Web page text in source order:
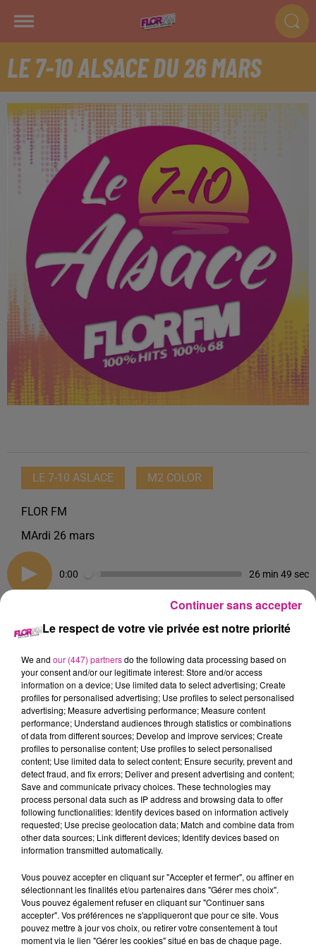
LE 7-10 ALSACE DU 26 MARS
LE 7-10 ASLACE M2 COLOR
FLOR FM
MArdi 26 mars
0:00 26 min 49 sec
26 mars 2024 - 26 min 49 sec
LE 7-10 ALSACE DU 26 MARS
Retrouvez les meilleurs moments du 7-10 Alsace avecM2
Color, votre façadier dans le Haut-Rhin.
19h57
19h57 19h53
19h53 19h50
19h50
Le respect de votre vie privée est notre priorité
We and our (447) partnersdo the following data processing based on
your consent and/or our legitimate interest: Store and/or access
information on a device; Use limited data to select advertising; Create
profiles for personalised advertising; Use profiles to select personalised
advertising; Measure advertising performance; Measure content
performance; Understand audiences through statistics or combinations
of data from different sources; Develop and improve services; Create
profiles to personalise content; Use profiles to select personalised
content; Use limited data to select content; Ensure security, prevent and
detect fraud, and fix errors; Deliver and present advertising and content;
Save and communicate privacy choices. These technologies may
process personal data such as IP address and browsing data to offer
following functionalities: Identify devices based on information actively
requested; Use precise geolocation data; Match and combine data from
other data sources; Link different devices; Identify devices based on
information transmitted automatically.
Vous pouvez accepter en cliquant sur "Accepter et fermer", ou affiner en
sélectionnant les finalités et/ou partenaires dans "Gérer mes choix".
Vous pouvez également refuser en cliquant sur "Continuer sans
accepter". Vos préférences ne s'appliqueront que pour ce site. Vous
pouvez mettre à jour vos choix, ou retirer votre consentement à tout
moment via le lien "Gérer les cookies" situé en bas de chaque page.
Continuer sans accepter